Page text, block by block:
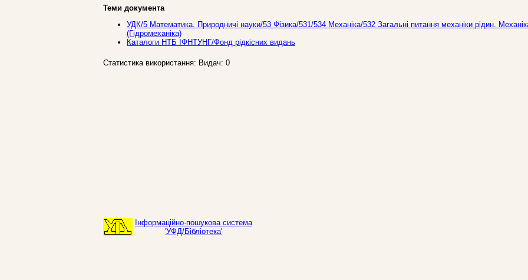
Теми документа
УДК/5 Математика. Природничi науки/53 Фiзика/531/534 Механіка/532 Загальні питання механіки рідин.
(Гiдромеханiка)
Каталоги НТБ ІФНТУНГ/Фонд рідкісних видань
Статистика використання: Видач: 0
Інформаційно-пошукова система
'УФД/Бібліотека'